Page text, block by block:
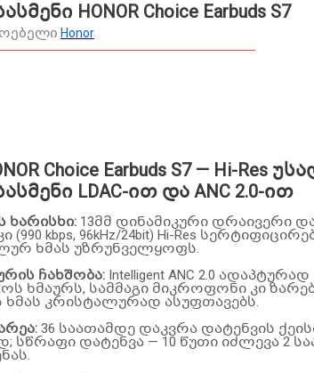
HONOR Choice Earbuds S7
Honor
Choice Earbuds S7 — Hi-Res
LDAC-ით და ANC 2.0-ით
ხარისხი: 13მმ დინამიკური დრაივერი და
(990 kbps, 96kHz/24bit) Hi-Res
ხმას უზრუნველყოფს.
ჩახშობა: Intelligent ANC 2.0
ხმაურს, სამმაგი მიკროფონი კი
კრისტალურად ასუფთავებს.
36 საათამდე დაკვრა დატენვის
სწრაფი დატენვა — 10 წუთი იძლევა 2